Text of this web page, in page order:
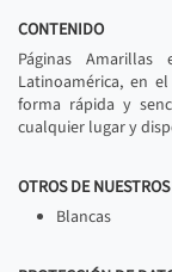
CONTENIDO
Páginas
Latinoamérica, en
forma rápida y
cualquier lugar y
OTROS DE
Blancas